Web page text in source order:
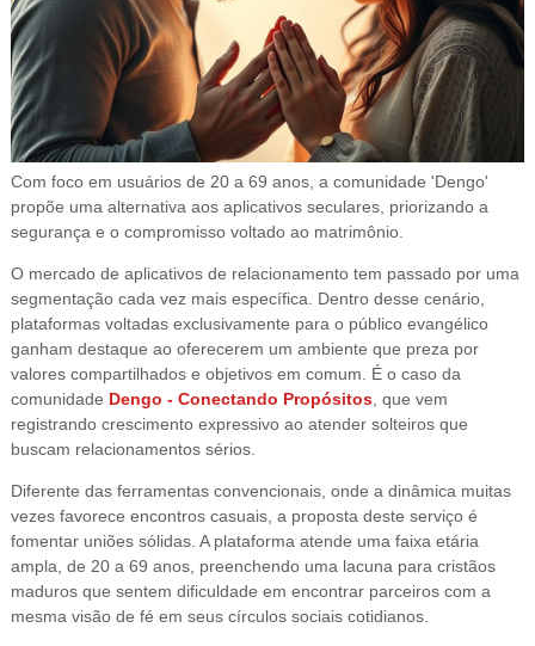
Com foco em usuários de 20 a 69 anos, a comunidade 'Dengo'
propõe uma alternativa aos aplicativos seculares, priorizando a
segurança e o compromisso voltado ao matrimônio.
O mercado de aplicativos de relacionamento tem passado por uma
segmentação cada vez mais específica. Dentro desse cenário,
plataformas voltadas exclusivamente para o público evangélico
ganham destaque ao oferecerem um ambiente que preza por
valores compartilhados e objetivos em comum. É o caso da
comunidade Dengo - Conectando Propósitos, que vem
registrando crescimento expressivo ao atender solteiros que
buscam relacionamentos sérios.
Diferente das ferramentas convencionais, onde a dinâmica muitas
vezes favorece encontros casuais, a proposta deste serviço é
fomentar uniões sólidas. A plataforma atende uma faixa etária
ampla, de 20 a 69 anos, preenchendo uma lacuna para cristãos
maduros que sentem dificuldade em encontrar parceiros com a
mesma visão de fé em seus círculos sociais cotidianos.